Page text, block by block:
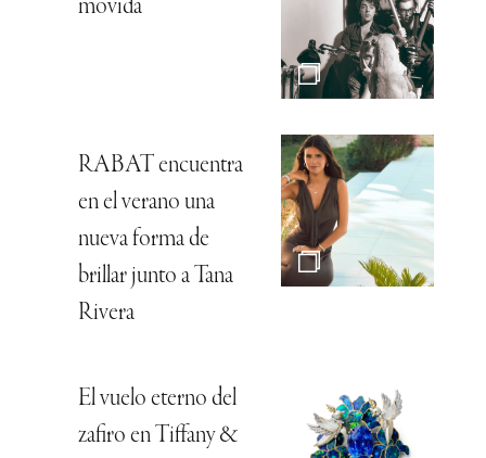
movida
RABAT encuentra
en el verano una
nueva forma de
brillar junto a Tana
Rivera
El vuelo eterno del
zafiro en Tiffany &